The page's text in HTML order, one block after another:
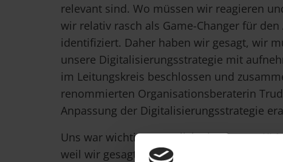
relevant sind. Wo müssen wir reagieren
wir relativ rasch als Game-Changer für
identifiziert. Daher haben wir gesagt, wir
unsere Digitalisierungsstrategie mit
im Leitungskreis beschlossen und
renommierten Organisationsberaterin
Anpassung der Digitalisierungsstrategie
Uns war wichtig, zusätzlich ein eigenes KI-
weil wir gesagt haben, das Thema ist so